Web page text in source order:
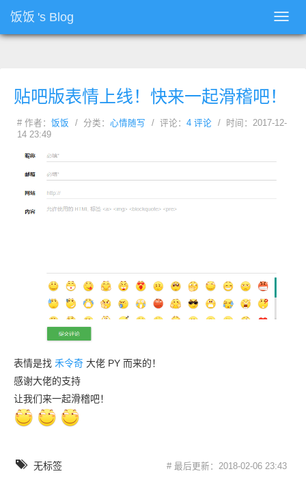
饭饭 's Blog
贴吧版表情上线！快来一起滑稽吧！
# 作者： 饭饭 / 分类： 心情随写 / 评论： 4 评论
/ 时间：2017-12-
14 23:49
表情是找 禾令奇 大佬 PY 而来的！
感谢大佬的支持
让我们来一起滑稽吧！
无标签 # 最后更新：2018-02-06 23:43